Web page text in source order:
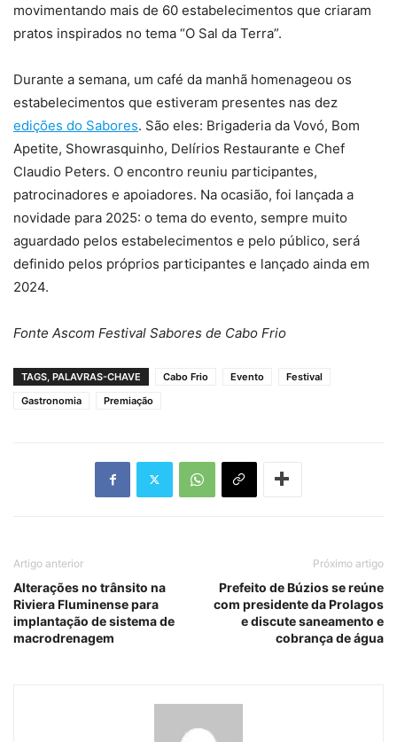
movimentando mais de 60 estabelecimentos que criaram
pratos inspirados no tema “O Sal da Terra”.
Durante a semana, um café da manhã homenageou os
estabelecimentos que estiveram presentes nas dez
edições do Sabores. São eles: Brigaderia da Vovó, Bom
Apetite, Showrasquinho, Delírios Restaurante e Chef
Claudio Peters. O encontro reuniu participantes,
patrocinadores e apoiadores. Na ocasião, foi lançada a
novidade para 2025: o tema do evento, sempre muito
aguardado pelos estabelecimentos e pelo público, será
definido pelos próprios participantes e lançado ainda em
2024.
Fonte Ascom Festival Sabores de Cabo Frio
TAGS, PALAVRAS-CHAVE Cabo Frio Evento
Festival
Gastronomia
Premiação
Artigo anterior
Alterações no trânsito na
Riviera Fluminense para
implantação de sistema de
macrodrenagem
Próximo artigo
Prefeito de Búzios se reúne
com presidente da Prolagos
e discute saneamento e
cobrança de água